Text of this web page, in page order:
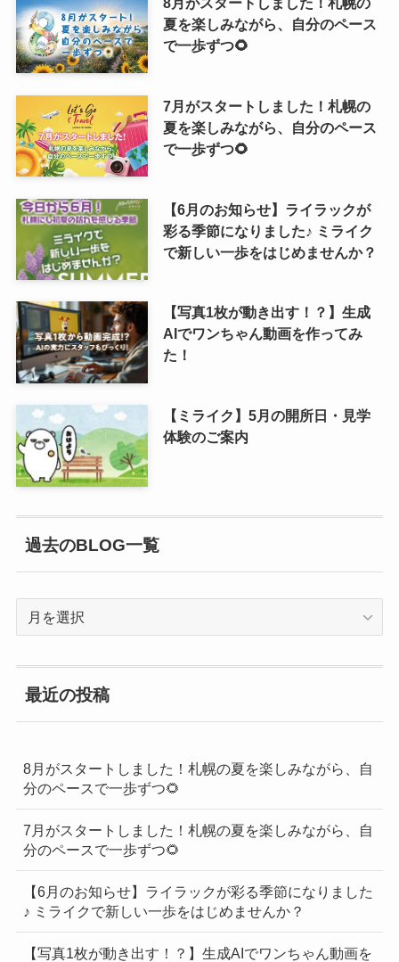
夏を楽しみながら、自分のペース
で一歩ずつ🌻
7月がスタートしました！札幌の
夏を楽しみながら、自分のペース
で一歩ずつ🌻
【6月のお知らせ】ライラックが
彩る季節になりました♪ ミライク
で新しい一歩をはじめませんか？
【写真1枚が動き出す！？】生成
AIでワンちゃん動画を作ってみ
た！
【ミライク】5月の開所日・見学
体験のご案内
過去のBLOG一覧
一
覧
最近の投稿
8月がスタートしました！札幌の夏を楽しみながら、自
分のペースで一歩ずつ🌻
7月がスタートしました！札幌の夏を楽しみながら、自
分のペースで一歩ずつ🌻
【6月のお知らせ】ライラックが彩る季節になりました
♪ ミライクで新しい一歩をはじめませんか？
【写真1枚が動き出す！？】生成AIでワンちゃん動画を